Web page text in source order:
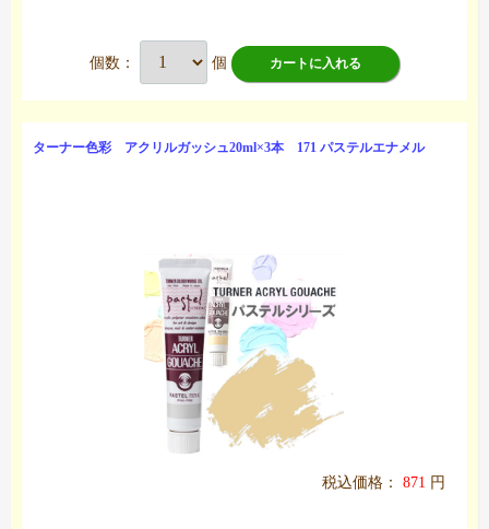
個数： 個 カートに入れる
ターナー色彩 アクリルガッシュ20ml×3本 171 パステルエナメル
税込価格： 871 円